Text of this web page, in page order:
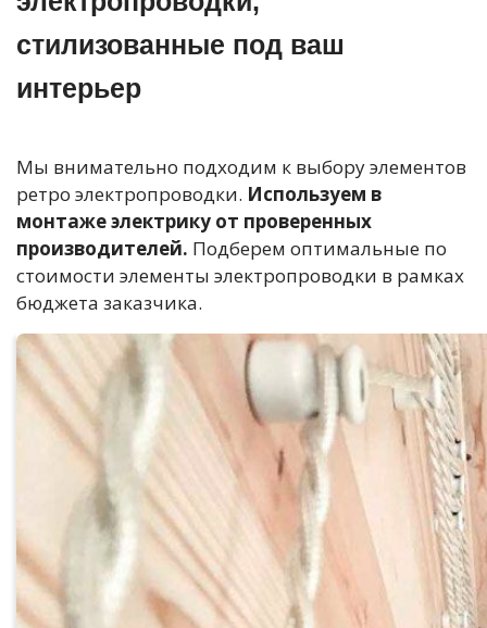
стилизованные под ваш
интерьер
Мы внимательно подходим к выбору элементов
ретро электропроводки. Используем в
монтаже электрику от проверенных
производителей. Подберем оптимальные по
стоимости элементы электропроводки в рамках
бюджета заказчика.